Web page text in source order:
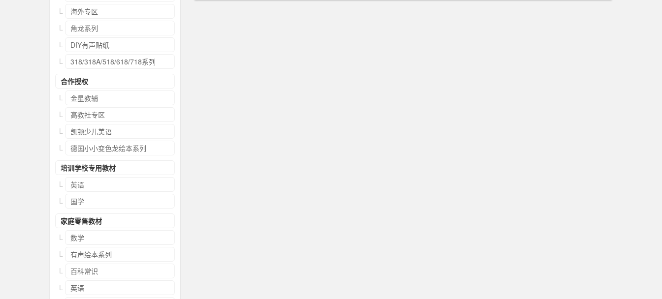
海外专区
角龙系列
DIY有声贴纸
318/318A/518/618/718系列
合作授权
金星教辅
高教社专区
凯顿少儿美语
德国小小变色龙绘本系列
培训学校专用教材
英语
国学
家庭零售教材
数学
有声绘本系列
百科常识
英语